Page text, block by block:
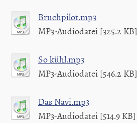
Bruchpilot.mp3
MP3-Audiodatei [325.2 KB]
So kühl.mp3
MP3-Audiodatei [546.2 KB]
Das Navi.mp3
MP3-Audiodatei [514.9 KB]